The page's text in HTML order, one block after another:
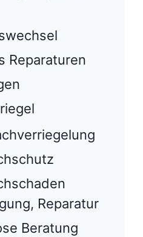
Reparaturen
Reparatur
Beratung